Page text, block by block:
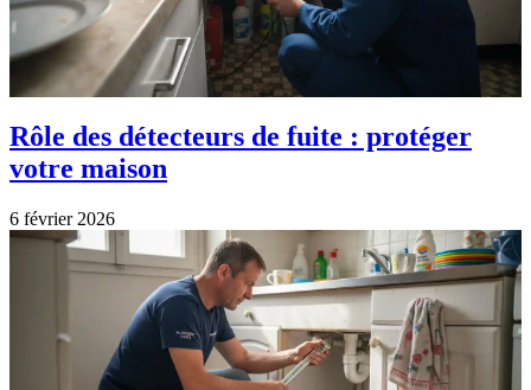
Rôle des détecteurs de fuite : protéger
votre maison
6 février 2026